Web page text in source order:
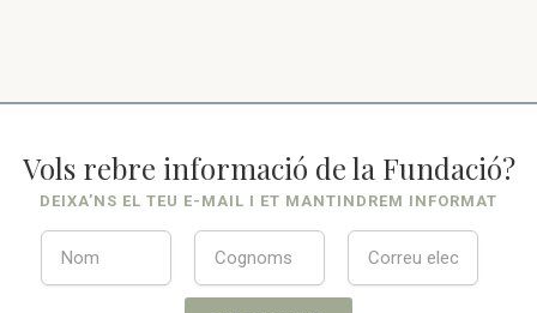
Vols rebre informació de la Fundació?
DEIXA’NS EL TEU E-MAIL I ET MANTINDREM INFORMAT